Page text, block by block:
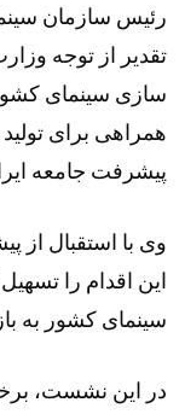
رئیس سازمان
تقدیر از توجه
سازی سینمای
همراهی برای
پیشرفت جامعه
وی با استقبال از
این اقدام را
سینمای کشور به
در این نشست،